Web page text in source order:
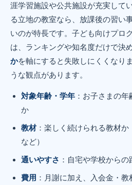
涯学習施設や公共施設が充実して
る立地の教室なら、放課後の習い
いのが特長です。子ども向けプロ
は、ランキングや知名度だけで決
かを軸にすると失敗しにくくなり
うな観点があります。
対象年齢・学年 ：お子さまの
か
教材：楽しく続けられる教材か
など）
通いやすさ ：自宅や学校から
費用 ：月謝に加え、入会金・